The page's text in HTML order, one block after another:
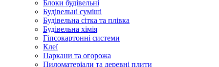
Блоки будівельні
Будівельні суміші
Будівельна сітка та плівка
Будівельна хімія
Гіпсокартонні системи
Клеї
Паркани та огорожа
Пиломатеріали та деревні плити